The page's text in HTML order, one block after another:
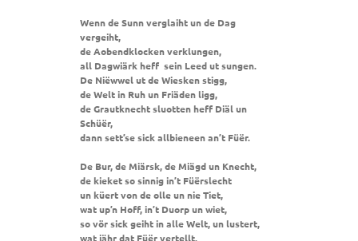
Wenn de Sunn verglaiht un de Dag
vergeiht,
de Aobendklocken verklungen,
all Dagwiärk heff sein Leedut sungen.
De Niëwwel ut de Wiesken stigg,
de Welt in Ruh un Friäden ligg,
de Grautknecht sluotten heff Diäl un
Schüër,
dann sett’se sick allbieneen an’t Füër.
De Bur, de Miärsk, de Miägd un Knecht,
de kieket so sinnig in’t Füërslecht
un küert von de olle un nie Tiet,
wat up’n Hoff, in’t Duorp un wiet,
so vör sick geiht in alle Welt, un lustert,
wat iähr dat Füër vertellt.